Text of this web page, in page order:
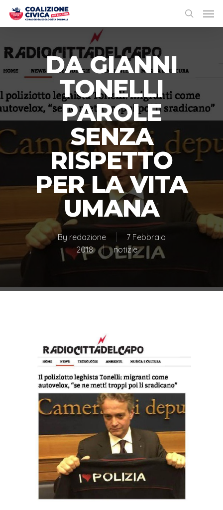
DA GIANNI
TONELLI
PAROLE
SENZA
RISPETTO
PER LA VITA
UMANA
By redazione
7 Febbraio
2018
notizie